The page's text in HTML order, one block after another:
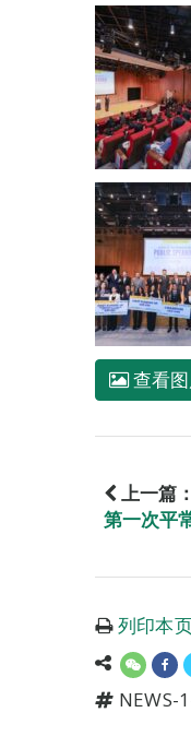
查看
上一篇：
第一次平
列印本
NEWS-